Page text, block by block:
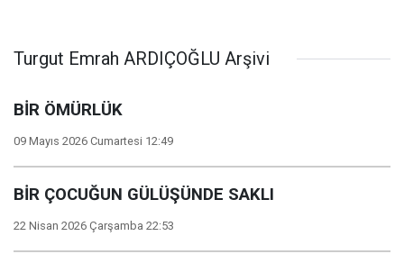
Turgut Emrah ARDIÇOĞLU Arşivi
BİR ÖMÜRLÜK
09 Mayıs 2026 Cumartesi 12:49
BİR ÇOCUĞUN GÜLÜŞÜNDE SAKLI
22 Nisan 2026 Çarşamba 22:53